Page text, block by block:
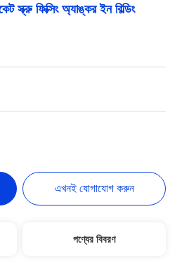
স্ক্রু ফিক্সিং অ্যাঙ্কর ইন বিল্ডিং
এখনই যোগাযোগ করুন
পণ্যের বিবরণ